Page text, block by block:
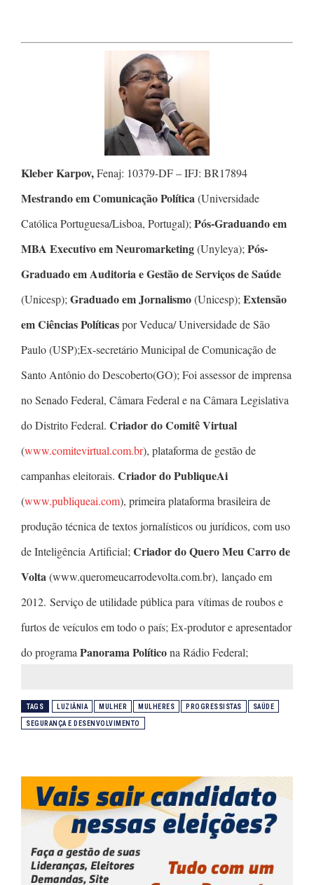
Kleber Karpov,Fenaj: 10379-DF – IFJ: BR17894
Mestrando em Comunicação Política(Universidade
Católica Portuguesa/Lisboa, Portugal);Pós-Graduando em
MBA Executivo em Neuromarketing(Unyleya);Pós-
Graduado em Auditoria e Gestão de Serviços de Saúde
(Unicesp);Graduado em Jornalismo(Unicesp);Extensão
em Ciências Políticaspor Veduca/ Universidade de São
Paulo (USP);Ex-secretário Municipal de Comunicação de
Santo Antônio do Descoberto(GO); Foi assessor de imprensa
no Senado Federal, Câmara Federal e na Câmara Legislativa
do Distrito Federal. Criador do Comitê Virtual
(www.comitevirtual.com.br), plataforma de gestão de
campanhas eleitorais. Criador do PubliqueAi
(www.publiqueai.com), primeira plataforma brasileira de
produção técnica de textos jornalísticos ou jurídicos, com uso
de Inteligência Artificial;Criador do Quero Meu Carro de
Volta(www.queromeucarrodevolta.com.br), lançado em
2012. Serviço de utilidade pública para vítimas de roubos e
furtos de veículos em todo o país; Ex-produtor e apresentador
do programaPanorama Políticona Rádio Federal;
TAGS LUZIÂNIA MULHER MULHERES PROGRESSISTAS SAÚDE
SEGURANÇA E DESENVOLVIMENTO